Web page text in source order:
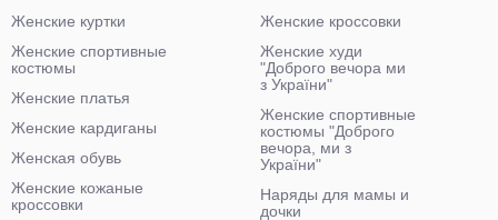
Женские куртки
Женские спортивные
костюмы
Женские платья
Женские кардиганы
Женская обувь
Женские кожаные
кроссовки
Женские кроссовки
Женские худи
"Доброго вечора ми
з України"
Женские спортивные
костюмы "Доброго
вечора, ми з
України"
Наряды для мамы и
дочки